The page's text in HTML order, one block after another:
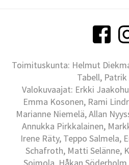
Toimituskunta: Helmut
Tabell, Patrik
Valokuvaajat: Erkki
Emma Kosonen, Rami
Marianne Niemelä, Allan
Annukka Pirkkalainen,
Irene Räty, Teppo Salmela,
Schafroth, Matti Selänne,